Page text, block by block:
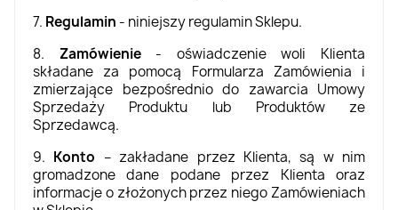
7. Regulamin - niniejszy regulamin Sklepu.
8. Zamówienie- oświadczenie woli Klienta
składane za pomocą Formularza Zamówienia i
zmierzające bezpośrednio do zawarcia Umowy
Sprzedaży Produktu lub Produktów ze
Sprzedawcą.
9. Konto – zakładane przez Klienta, są w nim
gromadzone dane podane przez Klienta oraz
informacje o złożonych przez niego Zamówieniach